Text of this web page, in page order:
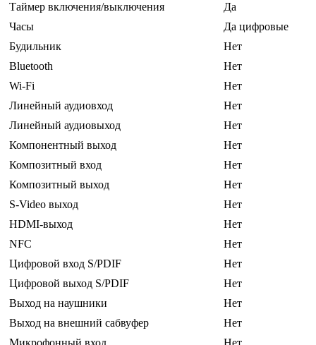
Таймер включения/выключения
Да
Часы
Да цифровые
Будильник
Нет
Bluetooth
Нет
Wi-Fi
Нет
Линейный аудиовход
Нет
Линейный аудиовыход
Нет
Компонентный выход
Нет
Композитный вход
Нет
Композитный выход
Нет
S-Video выход
Нет
HDMI-выход
Нет
NFC
Нет
Цифровой вход S/PDIF
Нет
Цифровой выход S/PDIF
Нет
Выход на наушники
Нет
Выход на внешний сабвуфер
Нет